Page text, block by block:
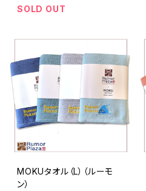
SOLD OUT
MOKUタオル（L）（ルーモ
ン）